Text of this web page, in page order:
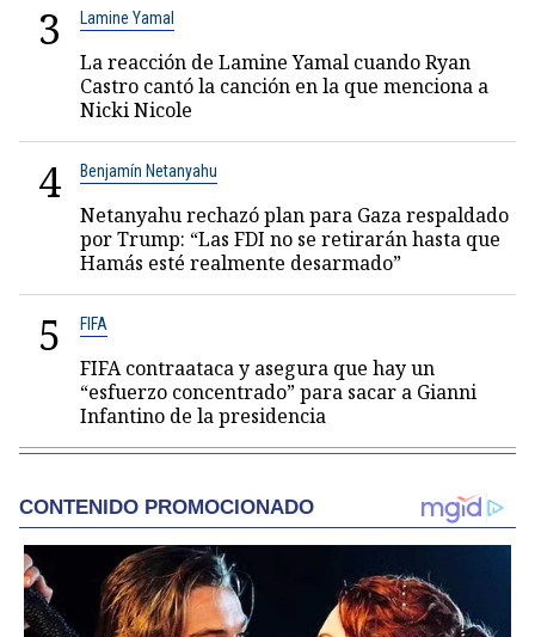
3 Lamine Yamal
La reacción de Lamine Yamal cuando Ryan
Castro cantó la canción en la que menciona a
Nicki Nicole
4 Benjamín Netanyahu
Netanyahu rechazó plan para Gaza respaldado
por Trump: “Las FDI no se retirarán hasta que
Hamás esté realmente desarmado”
5 FIFA
FIFA contraataca y asegura que hay un
“esfuerzo concentrado” para sacar a Gianni
Infantino de la presidencia